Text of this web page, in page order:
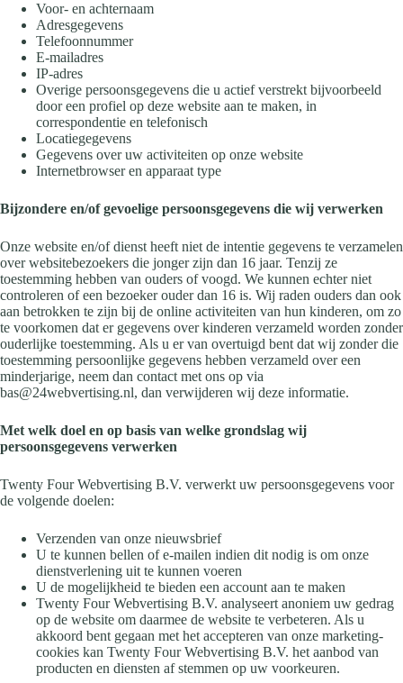
Voor- en achternaam
Adresgegevens
Telefoonnummer
E-mailadres
IP-adres
Overige persoonsgegevens die u actief verstrekt bijvoorbeeld
door een profiel op deze website aan te maken, in
correspondentie en telefonisch
Locatiegegevens
Gegevens over uw activiteiten op onze website
Internetbrowser en apparaat type
Bijzondere en/of gevoelige persoonsgegevens die wij verwerken
Onze website en/of dienst heeft niet de intentie gegevens te verzamelen
over websitebezoekers die jonger zijn dan 16 jaar. Tenzij ze
toestemming hebben van ouders of voogd. We kunnen echter niet
controleren of een bezoeker ouder dan 16 is. Wij raden ouders dan ook
aan betrokken te zijn bij de online activiteiten van hun kinderen, om zo
te voorkomen dat er gegevens over kinderen verzameld worden zonder
ouderlijke toestemming. Als u er van overtuigd bent dat wij zonder die
toestemming persoonlijke gegevens hebben verzameld over een
minderjarige, neem dan contact met ons op via
bas@24webvertising.nl, dan verwijderen wij deze informatie.
Met welk doel en op basis van welke grondslag wij
persoonsgegevens verwerken
Twenty Four Webvertising B.V. verwerkt uw persoonsgegevens voor
de volgende doelen:
Verzenden van onze nieuwsbrief
U te kunnen bellen of e-mailen indien dit nodig is om onze
dienstverlening uit te kunnen voeren
U de mogelijkheid te bieden een account aan te maken
Twenty Four Webvertising B.V. analyseert anoniem uw gedrag
op de website om daarmee de website te verbeteren. Als u
akkoord bent gegaan met het accepteren van onze marketing-
cookies kan Twenty Four Webvertising B.V. het aanbod van
producten en diensten af stemmen op uw voorkeuren.